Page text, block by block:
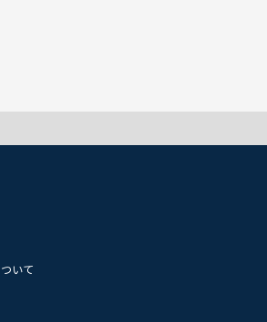
いて